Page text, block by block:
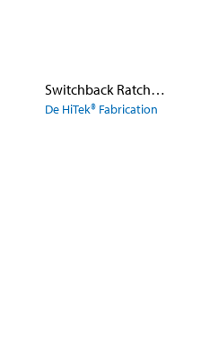
Switchback Ratchet Lock Joint Ball Bearing and Screw
De HiTek® Fabrication